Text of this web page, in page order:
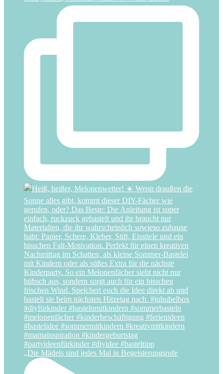
„Die Mädels sind jedes Mal in Begeisterungsrufe